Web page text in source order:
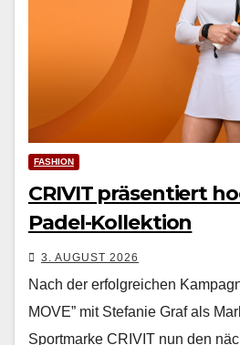
FASHION
CRIVIT präsentiert
Padel-Kollektion
3. AUGUST 2026
Nach der erfol­gre­ichen
MOVE” mit Ste­fanie Graf als
Sport­marke CRIVIT nun den